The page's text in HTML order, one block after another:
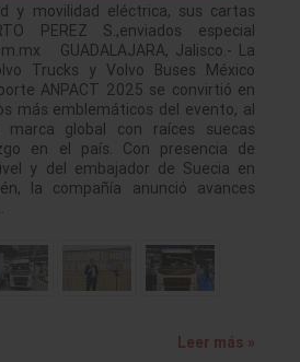
y movilidad eléctrica, sus cartas
PEREZ S.,enviados especial
GUADALAJARA, Jalisco.- La
Trucks y Volvo Buses México
ANPACT 2025 se convirtió en
más emblemáticos del evento, al
global con raíces suecas
en el país. Con presencia de
y del embajador de Suecia en
la compañía anunció avances
Leer más »